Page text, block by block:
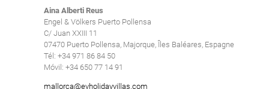
Aina Alberti Reus
Engel & Völkers Puerto Pollensa
C/ Juan XXIII 11
07470 Puerto Pollensa, Majorque, Îles Baléares, Espagne
Tél: +34 971 86 84 50
Móvil: +34 650 77 14 91
mallorca@evholidayvillas.com